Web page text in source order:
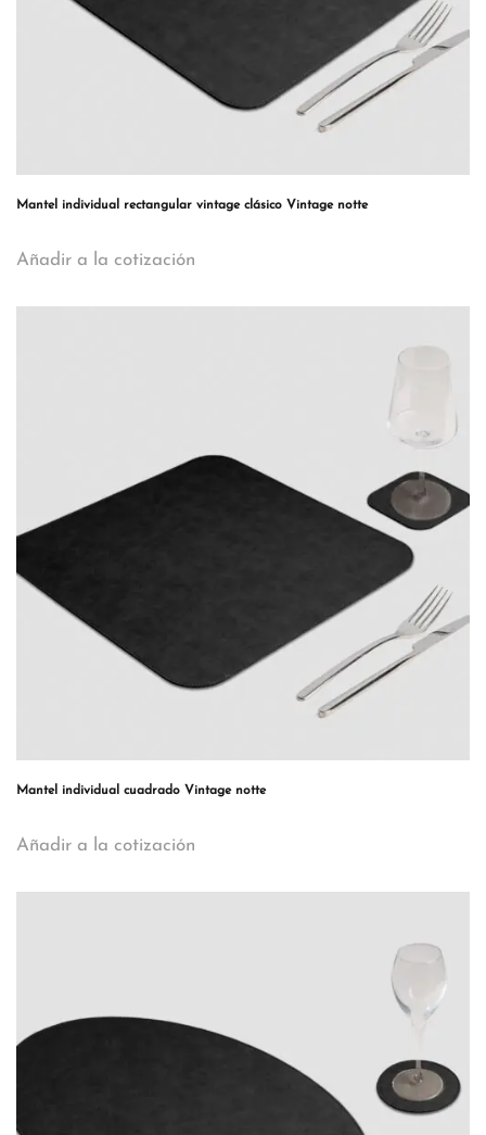
Mantel individual rectangular vintage clásico Vintage notte
Añadir a la cotización
Mantel individual cuadrado Vintage notte
Añadir a la cotización